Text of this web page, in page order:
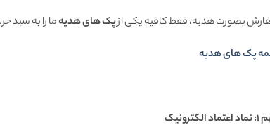
بصورت هدیه، فقط کافیه یکی ازپک های هدیهما را به سبد
پک های هدیه